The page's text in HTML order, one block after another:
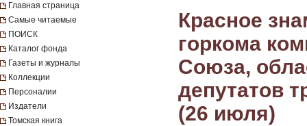
Главная страница
Самые читаемые
ПОИСК
Каталог фонда
Газеты и журналы
Коллекции
Персоналии
Издатели
Томская книга
Красное
горкома
Союза,
депутатов
(26 июля)